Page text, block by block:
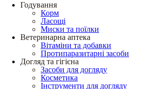
Годування
Корм
Ласощі
Миски та поїлки
Ветеринарна аптека
Вітаміни та добавки
Протипаразитарні засоби
Догляд та гігієна
Засоби для догляду
Косметика
Інструменти для догляду